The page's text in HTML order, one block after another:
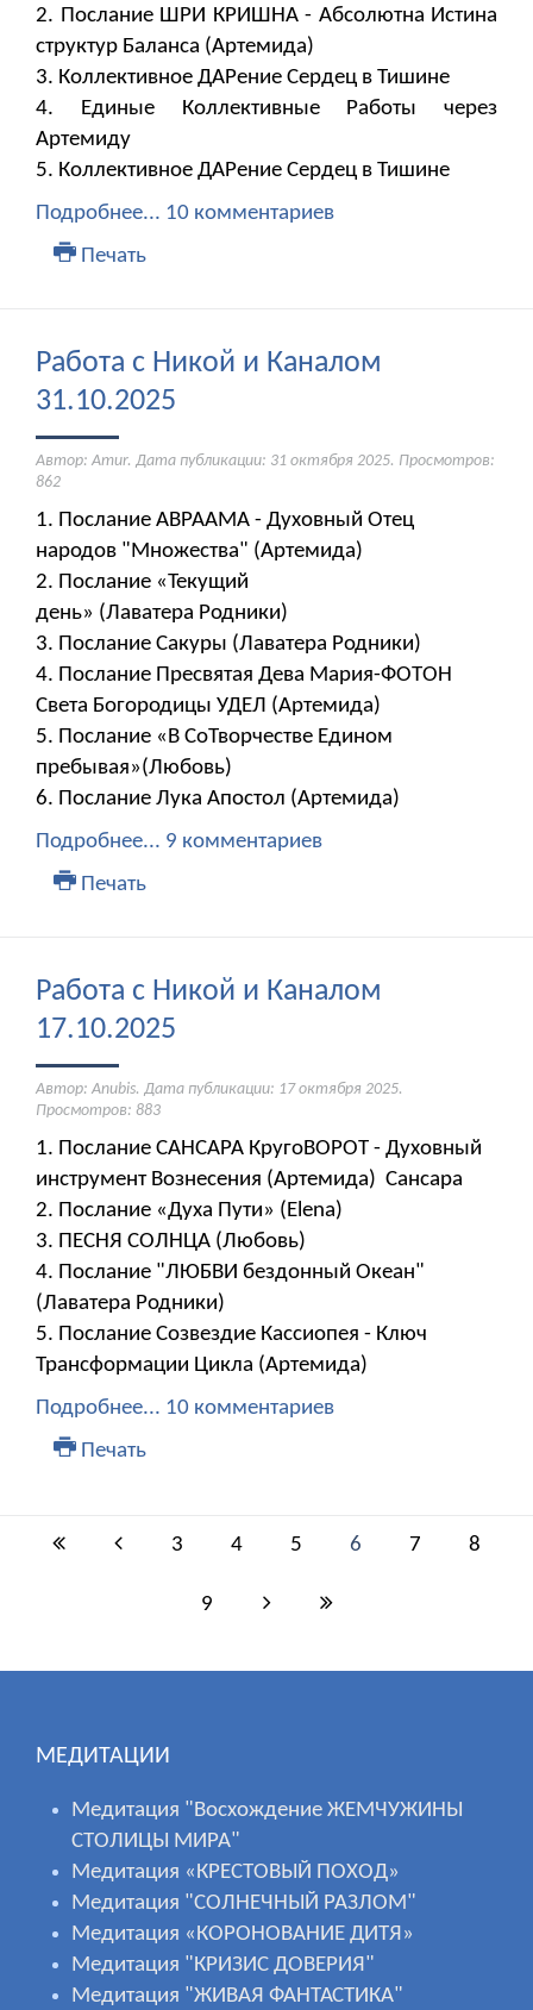
2. Послание ШРИ КРИШНА - Абсолютна Истина
структур Баланса (Артемида)
3. Коллективное ДАРение Сердец в Тишине
4. Единые Коллективные Работы через
Артемиду
5. Коллективное ДАРение Сердец в Тишине
Подробнее... 10 комментариев
Печать
Работа с Никой и Каналом
31.10.2025
Автор: Amur. Дата публикации: 31 октября 2025. Просмотров:
862
1. Послание АВРААМА - Духовный Отец
народов "Множества" (Артемида)
2. Послание «Текущий
день» (Лаватера Родники)
3. Послание Сакуры (Лаватера Родники)
4. Послание Пресвятая Дева Мария-ФОТОН
Света Богородицы УДЕЛ (Артемида)
5. Послание «В СоТворчестве Едином
пребывая»(Любовь)
6. Послание Лука Апостол (Артемида)
Подробнее... 9 комментариев
Печать
Работа с Никой и Каналом
17.10.2025
Автор: Anubis. Дата публикации: 17 октября 2025.
Просмотров: 883
1. Послание САНСАРА КругоВОРОТ - Духовный
инструмент Вознесения (Артемида) Сансара
2. Послание «Духа Пути» (Elena)
3. ПЕСНЯ СОЛНЦА (Любовь)
4. Послание "ЛЮБВИ бездонный Океан"
(Лаватера Родники)
5. Послание Созвездие Кассиопея - Ключ
Трансформации Цикла (Артемида)
Подробнее... 10 комментариев
Печать
3 4 5 6 7 8
9
МЕДИТАЦИИ
Медитация "Восхождение ЖЕМЧУЖИНЫ
СТОЛИЦЫ МИРА"
Медитация «КРЕСТОВЫЙ ПОХОД»
Медитация "СОЛНЕЧНЫЙ РАЗЛОМ"
Медитация «КОРОНОВАНИЕ ДИТЯ»
Медитация "КРИЗИС ДОВЕРИЯ"
Медитация "ЖИВАЯ ФАНТАСТИКА"